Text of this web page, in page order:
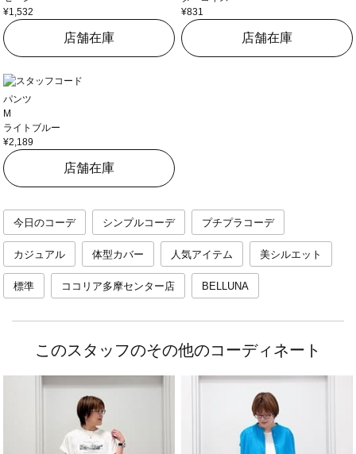
¥1,532
店舗在庫
¥831
店舗在庫
パンツ
M
ライトブルー
¥2,189
店舗在庫
今日のコーデ シンプルコーデ プチプラコーデ
カジュアル 体型カバー 人気アイテム 美シルエット
標準 ココリア多摩センター店 BELLUNA
このスタッフのその他のコーディネート